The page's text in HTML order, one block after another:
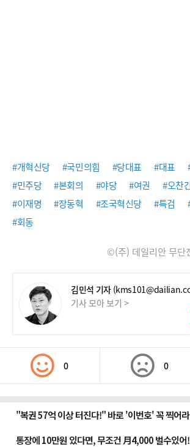
#개혁신당 #국민의힘 #당대표 #대표
#민주당
#본회의 #야당 #여권
#오찬
#이재명
#장동혁 #조국혁신당 #특검
#회동
©(주) 데일리안 무단
김민석 기자
기사 모아 보기 >
0 0